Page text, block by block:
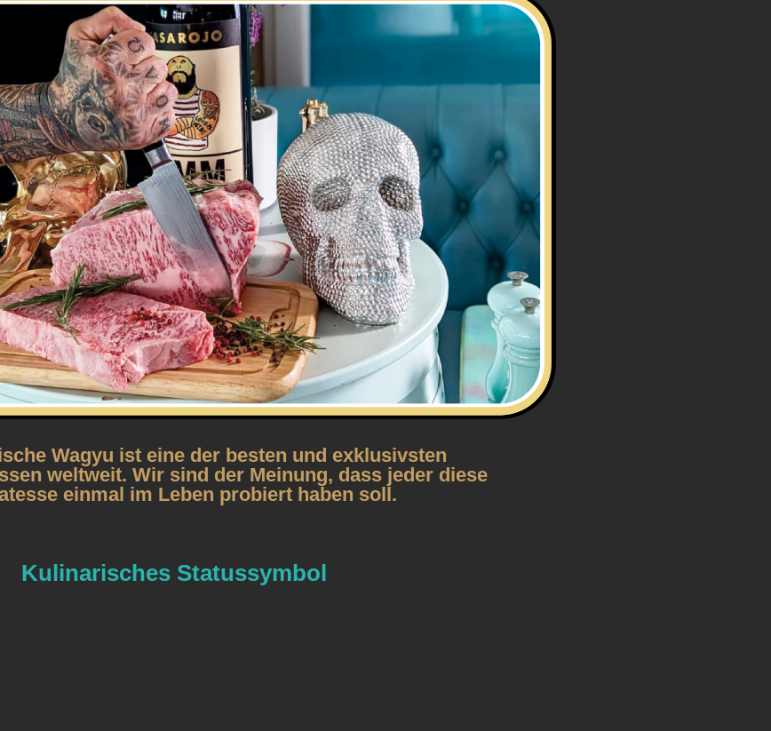
Wagyu ist eine der besten und exklusivsten
weltweit. Wir sind der Meinung, dass jeder diese
einmal im Leben probiert haben soll.
Kulinarisches Statussymbol